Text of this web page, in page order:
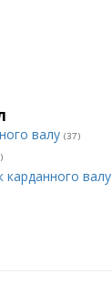
валу (37)
карданного валу